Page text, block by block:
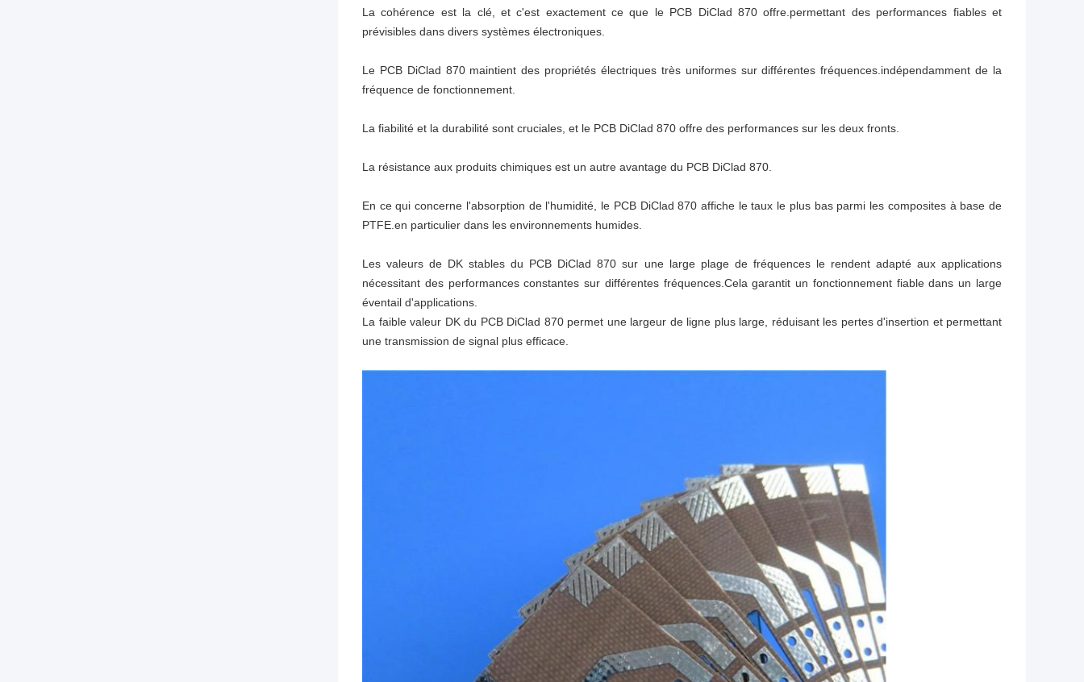
La cohérence est la clé, et c'est exactement ce que le PCB DiClad 870 offre.permettant des performances fiables et
prévisibles dans divers systèmes électroniques.
Le PCB DiClad 870 maintient des propriétés électriques très uniformes sur différentes fréquences.indépendamment de la
fréquence de fonctionnement.
La fiabilité et la durabilité sont cruciales, et le PCB DiClad 870 offre des performances sur les deux fronts.
La résistance aux produits chimiques est un autre avantage du PCB DiClad 870.
En ce qui concerne l'absorption de l'humidité, le PCB DiClad 870 affiche le taux le plus bas parmi les composites à base de
PTFE.en particulier dans les environnements humides.
Les valeurs de DK stables du PCB DiClad 870 sur une large plage de fréquences le rendent adapté aux applications
nécessitant des performances constantes sur différentes fréquences.Cela garantit un fonctionnement fiable dans un large
éventail d'applications.
La faible valeur DK du PCB DiClad 870 permet une largeur de ligne plus large, réduisant les pertes d'insertion et permettant
une transmission de signal plus efficace.